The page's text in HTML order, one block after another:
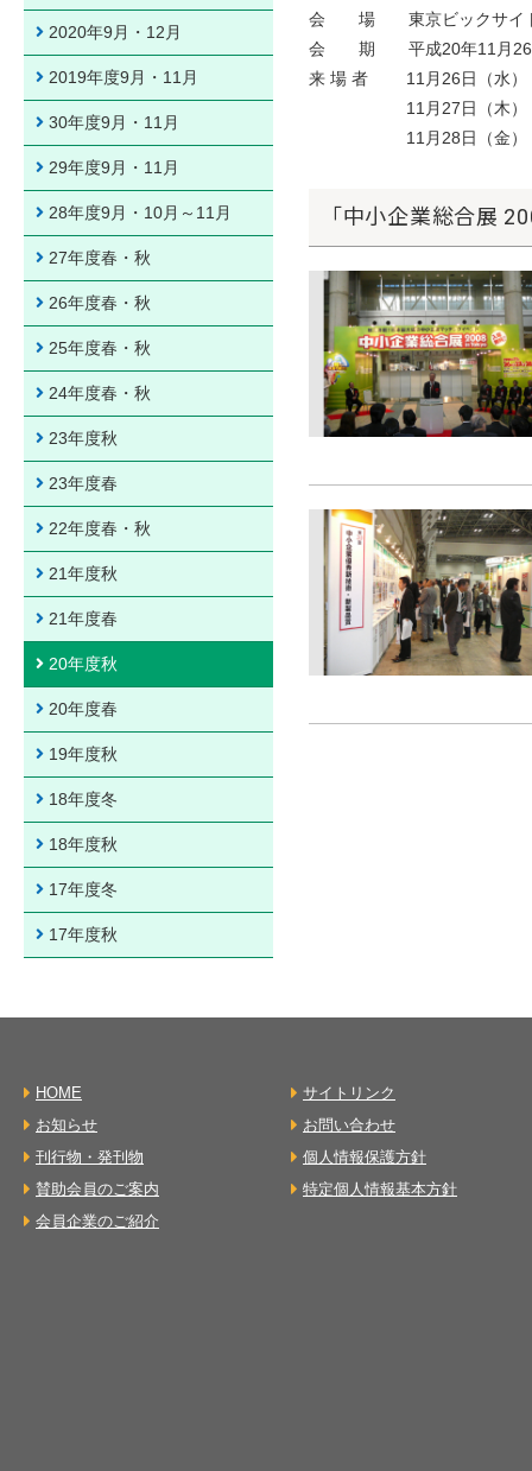
会 場 東京ビックサイト
会 期 平成20年11月26日
来 場 者 11月26日（水）
11月27日（木）
11月28日（金）
「中小企業総合展
2020年9月・12月
2019年度9月・11月
30年度9月・11月
29年度9月・11月
28年度9月・10月～11月
27年度春・秋
26年度春・秋
25年度春・秋
24年度春・秋
23年度秋
23年度春
22年度春・秋
21年度秋
21年度春
20年度秋
20年度春
19年度秋
18年度冬
18年度秋
17年度冬
17年度秋
HOME
お知らせ
刊行物・発刊物
賛助会員のご案内
会員企業のご紹介
サイトリンク
お問い合わせ
個人情報保護方針
特定個人情報基本方針